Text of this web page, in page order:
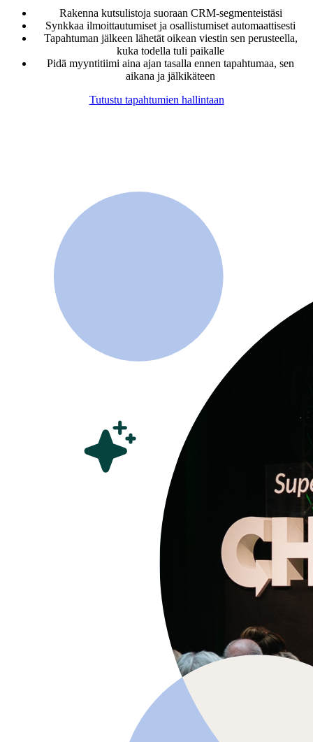
Rakenna kutsulistoja suoraan CRM-segmenteistäsi
Synkkaa ilmoittautumiset ja osallistumiset automaattisesti
Tapahtuman jälkeen lähetät oikean viestin sen perusteella,
kuka todella tuli paikalle
Pidä myyntitiimi aina ajan tasalla ennen tapahtumaa, sen
aikana ja jälkikäteen
Tutustu tapahtumien hallintaan